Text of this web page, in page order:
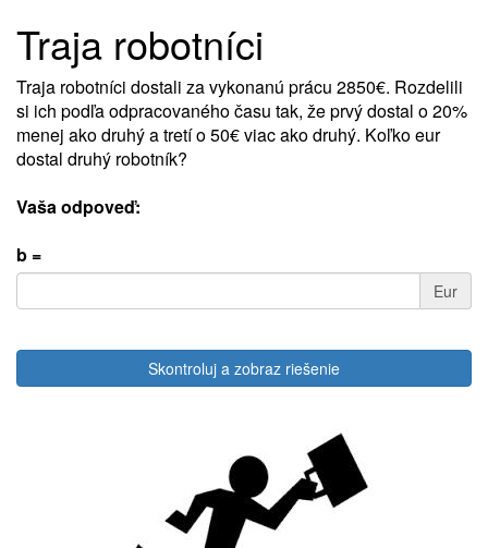
Traja robotníci
Traja robotníci dostali za vykonanú prácu 2850€. Rozdelili
si ich podľa odpracovaného času tak, že prvý dostal o 20%
menej ako druhý a tretí o 50€ viac ako druhý. Koľko eur
dostal druhý robotník?
Vaša odpoveď:
b =
Eur
Skontroluj a zobraz riešenie